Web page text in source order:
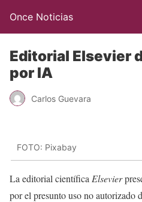
Once Noticias
Editorial Elsevier
por IA
Carlos Guevara
FOTO: Pixabay
La editorial científica Elsevier
por el presunto uso no autorizado